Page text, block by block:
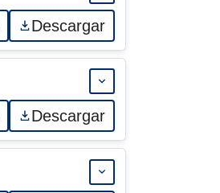
Descargar
Expandir 06-
Descargar
Expandir 05-